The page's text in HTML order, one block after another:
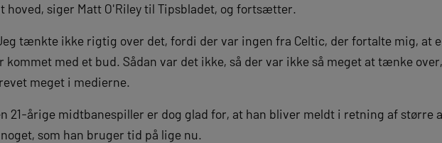
hoved, siger Matt O'Riley til Tipsbladet, og fortsætter.
tænkte ikke rigtig over det, fordi der var ingen fra Celtic, der fortalte mig, at
kommet med et bud. Sådan var det ikke, så der var ikke så meget at tænke
meget i medierne.
21-årige midtbanespiller er dog glad for, at han bliver meldt i retning af større
som han bruger tid på lige nu.